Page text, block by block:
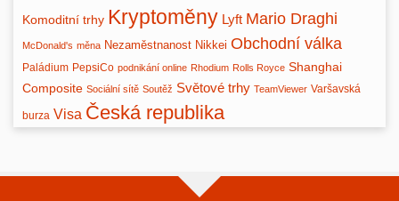
Komoditní trhy Kryptoměny Lyft Mario Draghi
McDonald's měna Nezaměstnanost Nikkei Obchodní válka
Paládium PepsiCo podnikání online Rhodium Rolls Royce Shanghai
Composite Sociální sítě Soutěž Světové trhy TeamViewer Varšavská
burza Visa Česká republika